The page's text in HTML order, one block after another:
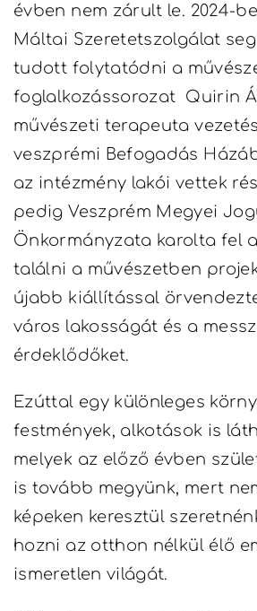
évben nem zárult le. 2024-
Máltai Szeretetszolgálat
tudott folytatódni a
foglalkozássorozat Quirin
művészeti terapeuta
veszprémi Befogadás
az intézmény lakói vettek
pedig Veszprém Megyei
Önkormányzata karolta fel
találni a művészetben
újabb kiállítással
város lakosságát és a
érdeklődőket.
Ezúttal egy különleges
festmények, alkotások is
melyek az előző évben
is tovább megyünk, mert
képeken keresztül
hozni az otthon nélkül élő
ismeretlen világát.